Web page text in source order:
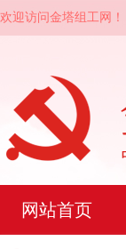
欢迎访问金塔组工网！
网站首页